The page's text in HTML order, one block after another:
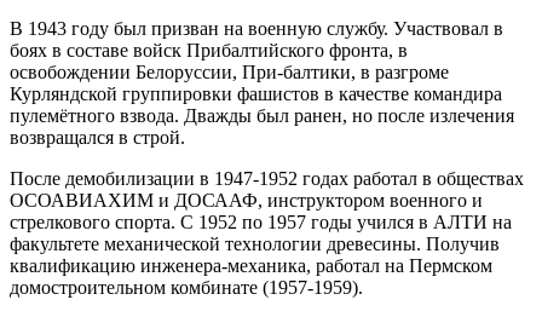
В 1943 году был призван на военную службу. Участвовал в
боях в составе войск Прибалтийского фронта, в
освобождении Белоруссии, При-балтики, в разгроме
Курляндской группировки фашистов в качестве командира
пулемётного взвода. Дважды был ранен, но после излечения
возвращался в строй.
После демобилизации в 1947-1952 годах работал в обществах
ОСОАВИАХИМ и ДОСААФ, инструктором военного и
стрелкового спорта. С 1952 по 1957 годы учился в АЛТИ на
факультете механической технологии древесины. Получив
квалификацию инженера-механика, работал на Пермском
домостроительном комбинате (1957-1959).